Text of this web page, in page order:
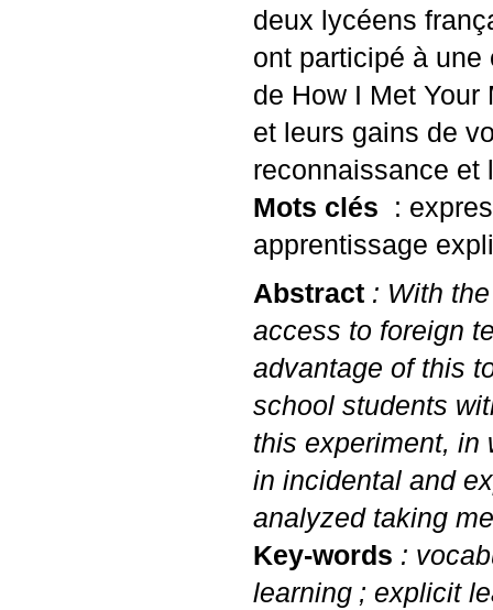
deux lycéens
ont participé à
de How I Met
et leurs gains de
reconnaissance et
Mots clés
:
apprentissage
Abstract : With
access to foreign
advantage of this
school students
this experiment, in
in incidental and
analyzed taking
Key-words :
learning ; explicit